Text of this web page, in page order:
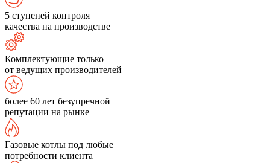
5 ступеней контроля
качества на производстве
Комплектующие только
от ведущих производителей
более 60 лет безупречной
репутации на рынке
Газовые котлы под любые
потребности клиента